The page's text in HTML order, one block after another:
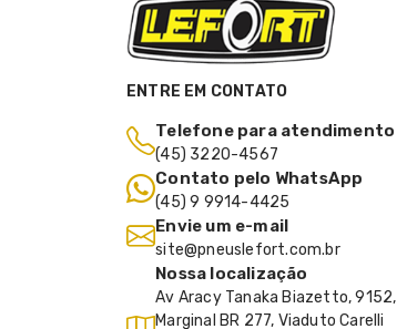
ENTRE EM CONTATO
Telefone para atendimento
(45) 3220-4567
Contato pelo WhatsApp
(45) 9 9914-4425
Envie um e-mail
site@pneuslefort.com.br
Nossa localização
Av Aracy Tanaka Biazetto, 9152,
Marginal BR 277, Viaduto Carelli